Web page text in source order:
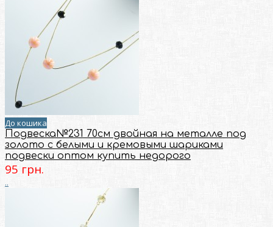
До кошика
Подвеска№231 70см двойная на металле под
золото с белыми и кремовыми шариками
подвески оптом купить недорого
95 грн.
..